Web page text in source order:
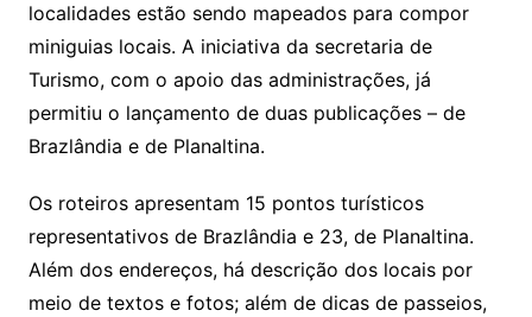
localidades estão sendo mapeados para compor
miniguias locais. A iniciativa da secretaria de
Turismo, com o apoio das administrações, já
permitiu o lançamento de duas publicações – de
Brazlândia e de Planaltina.
Os roteiros apresentam 15 pontos turísticos
representativos de Brazlândia e 23, de Planaltina.
Além dos endereços, há descrição dos locais por
meio de textos e fotos; além de dicas de passeios,